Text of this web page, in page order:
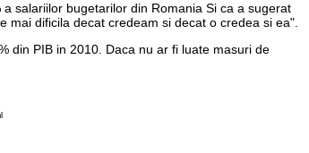
salariilor bugetarilor din Romania Si ca a sugerat
dificila decat credeam si decat o credea si ea".
din PIB in 2010. Daca nu ar fi luate masuri de